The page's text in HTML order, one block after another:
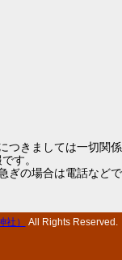
つきましては一切関係
す。
ぎの場合は電話などで
） All Rights Reserved.